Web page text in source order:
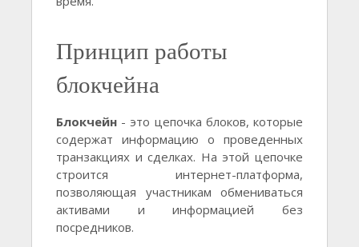
Принцип работы
блокчейна
Блокчейн - это цепочка блоков, которые
содержат информацию о проведенных
транзакциях и сделках. На этой цепочке
строится интернет-платформа,
позволяющая участникам обмениваться
активами и информацией без
посредников.